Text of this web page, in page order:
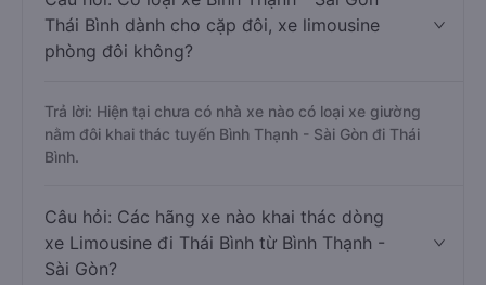
Thái Bình dành cho cặp đôi, xe limousine
phòng đôi không?
Trả lời: Hiện tại chưa có nhà xe nào có loại xe giường
nằm đôi khai thác tuyến Bình Thạnh - Sài Gòn đi Thái
Bình.
Câu hỏi: Các hãng xe nào khai thác dòng
xe Limousine đi Thái Bình từ Bình Thạnh -
Sài Gòn?